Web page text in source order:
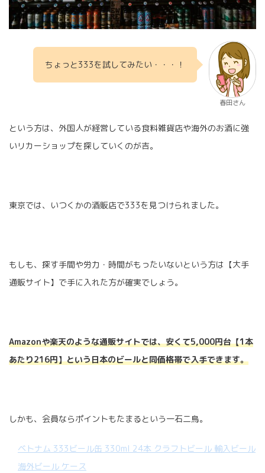
ちょっと333を試してみたい・・・！
春田さん
という方は、外国人が経営している食料雑貨店や海外のお酒に強
いリカーショップを探していくのが吉。
東京では、いつくかの酒販店で333を見つけられました。
もしも、探す手間や労力・時間がもったいないという方は【大手
通販サイト】で手に入れた方が確実でしょう。
Amazonや楽天のような通販サイトでは、安くて5,000円台【1本
あたり216円】という日本のビールと同価格帯で入手できます。
しかも、会員ならポイントもたまるという一石二鳥。
ベトナム 333ビール缶 330ml 24本 クラフトビール 輸入ビール
海外ビール ケース